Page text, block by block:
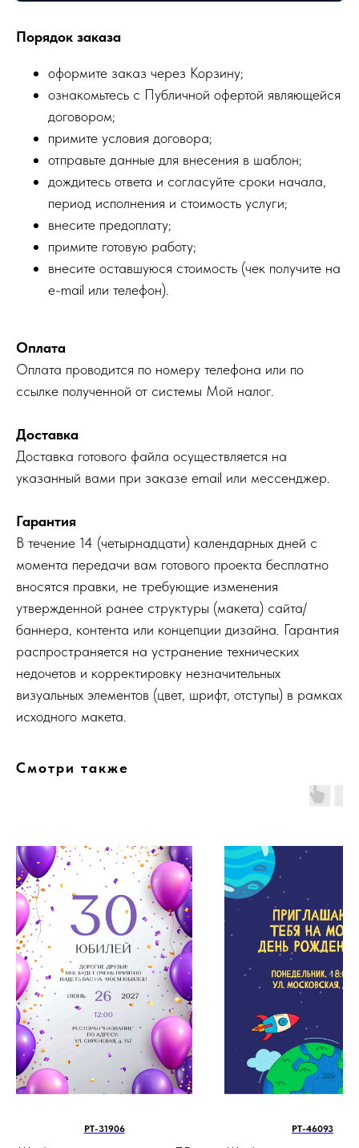
Порядок заказа
оформите заказ через Корзину;
ознакомьтесь с Публичной офертой являющейся
договором;
примите условия договора;
отправьте данные для внесения в шаблон;
дождитесь ответа и согласуйте сроки начала,
период исполнения и стоимость услуги;
внесите предоплату;
примите готовую работу;
внесите оставшуюся стоимость (чек получите на
e-mail или телефон).
Оплата
Оплата проводится по номеру телефона или по
ссылке полученной от системы Мой налог.
Доставка
Доставка готового файла осуществляется на
указанный вами при заказе email или мессенджер.
Гарантия
В течение 14 (четырнадцати) календарных дней с
момента передачи вам готового проекта бесплатно
вносятся правки, не требующие изменения
утвержденной ранее структуры (макета) сайта/
баннера, контента или концепции дизайна. Гарантия
распространяется на устранение технических
недочетов и корректировку незначительных
визуальных элементов (цвет, шрифт, отступы) в рамках
исходного макета.
Смотри также
PT-31906 PT-46093